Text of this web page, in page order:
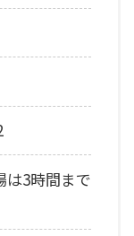
3時間まで